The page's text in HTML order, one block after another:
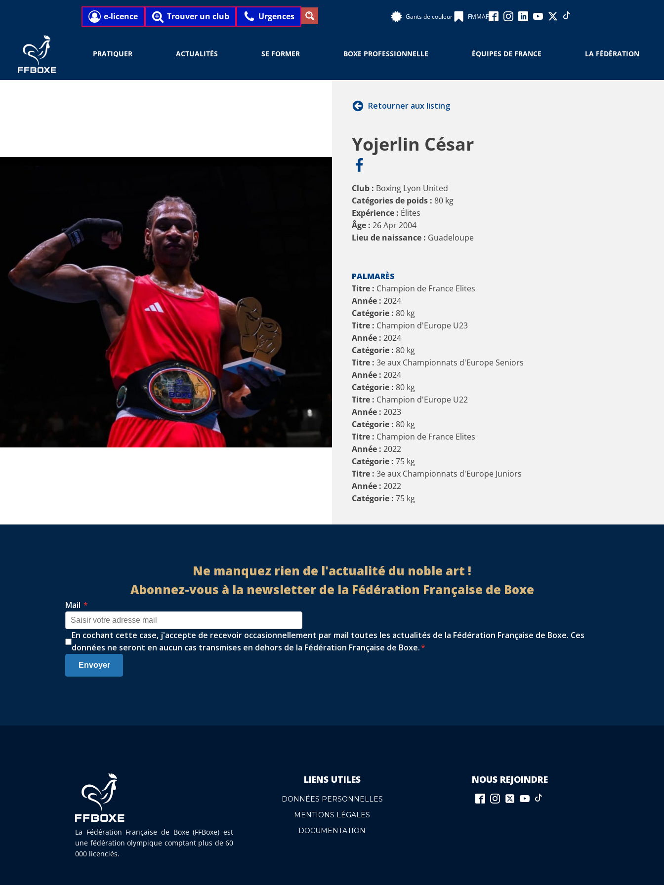
e-licence Trouver un club Urgences Gants de couleur FMMAF
PRATIQUER ACTUALITÉS SE FORMER BOXE PROFESSIONNELLE ÉQUIPES DE FRANCE LA FÉDÉRATION
Retourner aux listing
Yojerlin César
Club : Boxing Lyon United
Catégories de poids : 80 kg
Expérience : Élites
Âge : 26 Apr 2004
Lieu de naissance : Guadeloupe
PALMARÈS
Titre : Champion de France Elites
Année : 2024
Catégorie : 80 kg
Titre : Champion d'Europe U23
Année : 2024
Catégorie : 80 kg
Titre : 3e aux Championnats d'Europe Seniors
Année : 2024
Catégorie : 80 kg
Titre : Champion d'Europe U22
Année : 2023
Catégorie : 80 kg
Titre : Champion de France Elites
Année : 2022
Catégorie : 75 kg
Titre : 3e aux Championnats d'Europe Juniors
Année : 2022
Catégorie : 75 kg
Ne manquez rien de l'actualité du noble art !
Abonnez-vous à la newsletter de la Fédération Française de Boxe
Mail *
En cochant cette case, j'accepte de recevoir occasionnellement par mail toutes les actualités de la Fédération Française de Boxe. Ces
données ne seront en aucun cas transmises en dehors de la Fédération Française de Boxe.*
Envoyer
La Fédération Française de Boxe (FFBoxe) est
une fédération olympique comptant plus de 60
000 licenciés.
LIENS UTILES
DONNÉES PERSONNELLES
MENTIONS LÉGALES
DOCUMENTATION
NOUS REJOINDRE